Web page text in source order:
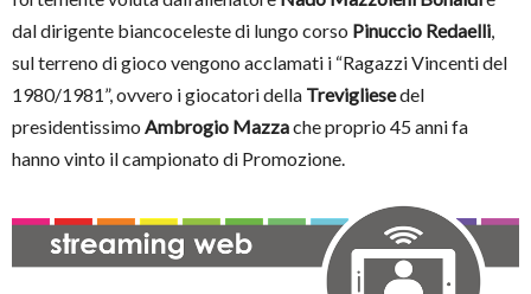
dal dirigente biancoceleste di lungo corso Pinuccio Redaelli,
sul terreno di gioco vengono acclamati i “Ragazzi Vincenti del
1980/1981”, ovvero i giocatori della Trevigliesedel
presidentissimo Ambrogio Mazzache proprio 45 anni fa
hanno vinto il campionato di Promozione.